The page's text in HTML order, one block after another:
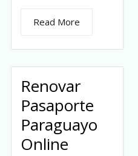
Read More
Renovar
Pasaporte
Paraguayo
Online